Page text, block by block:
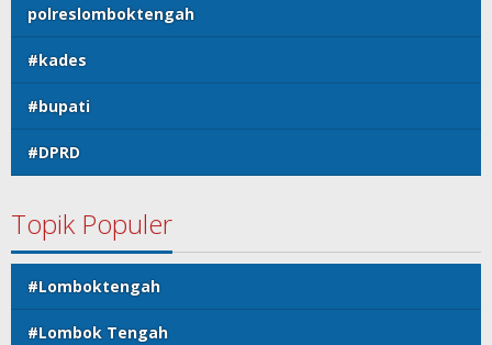
polreslomboktengah
#kades
#bupati
#DPRD
Topik Populer
#Lomboktengah
#Lombok Tengah